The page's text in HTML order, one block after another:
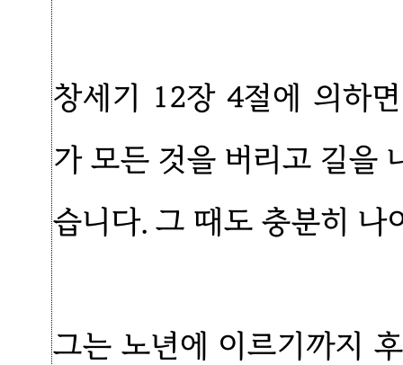
창세기 12장 4절에 의하
가 모든 것을 버리고 길을
습니다. 그 때도 충분히 나
그는 노년에 이르기까지